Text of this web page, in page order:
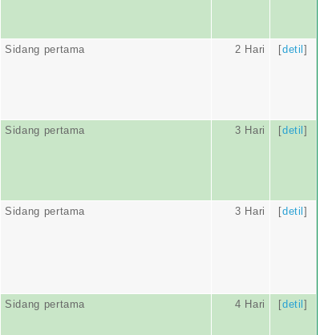
Sidang pertama 2 Hari [detil]
Sidang pertama 3 Hari [detil]
Sidang pertama 3 Hari [detil]
Sidang pertama 4 Hari [detil]